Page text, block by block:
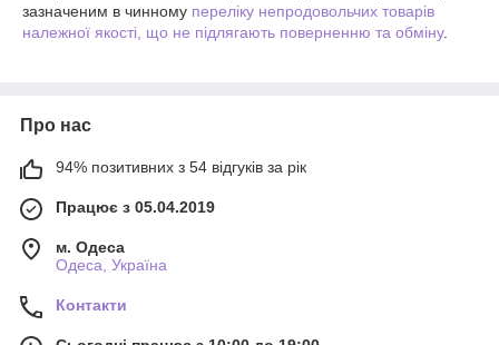
зазначеним в чинному переліку непродовольчих товарів
належної якості, що не підлягають поверненню та обміну.
Про нас
94% позитивних з 54 відгуків за рік
Працює з 05.04.2019
м. Одеса
Одеса, Україна
Контакти